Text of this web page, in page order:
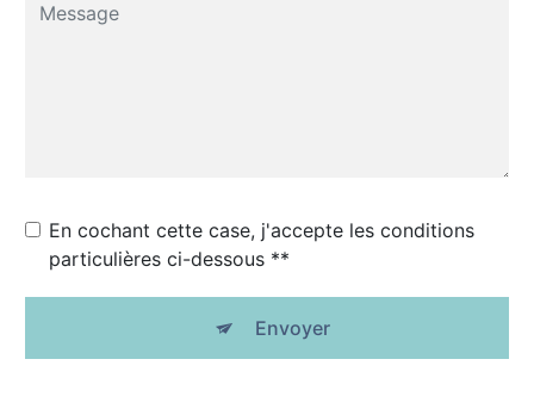
En cochant cette case, j'accepte les conditions
particulières ci-dessous **
Envoyer